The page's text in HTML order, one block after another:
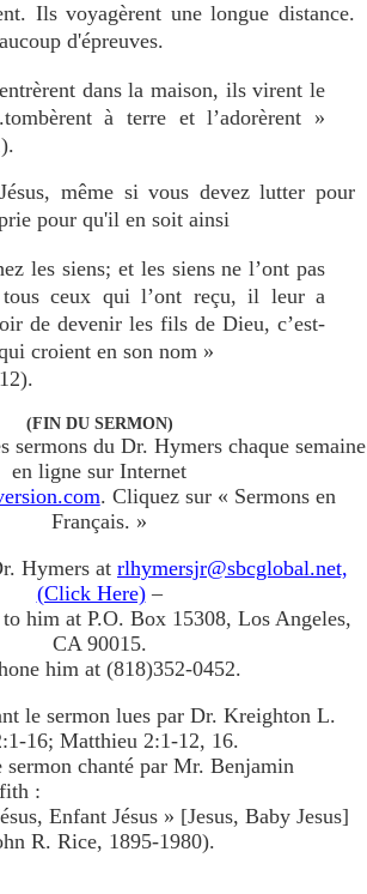
Ils voyagèrent une longue distance.
d'épreuves.
dans la maison, ils virent le
à terre et l’adorèrent »
même si vous devez lutter pour
pour qu'il en soit ainsi
les siens; et les siens ne l’ont pas
ceux qui l’ont reçu, il leur a
de devenir les fils de Dieu, c’est-
croient en son nom »
(FIN DU SERMON)
sermons du Dr. Hymers chaque semaine
en ligne sur Internet
. Cliquez sur « Sermons en
Français. »
Hymers at rlhymersjr@sbcglobal.net,
(Click Here)–
him at P.O. Box 15308, Los Angeles,
CA 90015.
him at (818)352-0452.
le sermon lues par Dr. Kreighton L.
16; Matthieu 2:1-12, 16.
sermon chanté par Mr. Benjamin
:
Enfant Jésus » [Jesus, Baby Jesus]
R. Rice, 1895-1980).